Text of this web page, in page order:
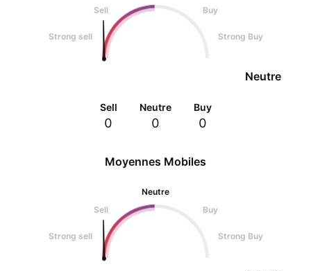
Sell
Buy
Strong sell Strong Buy
Neutre
Sell
0
Neutre
0
Buy
0
Moyennes Mobiles
Neutre
Sell
Buy
Strong sell Strong Buy